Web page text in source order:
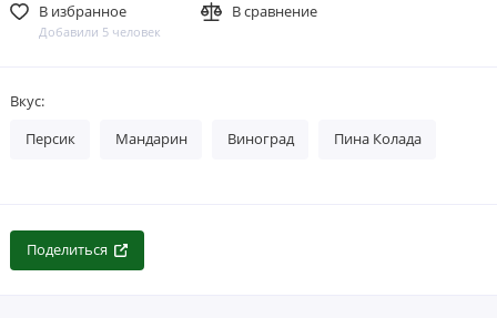
В избранное
Добавили 5 человек
В сравнение
Вкус:
Персик Мандарин Виноград Пина Колада
Поделиться